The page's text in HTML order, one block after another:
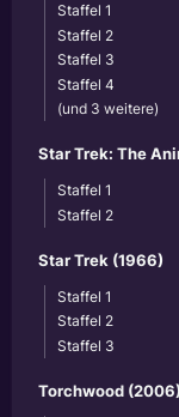
Staffel 1
Staffel 2
Staffel 3
Staffel 4
(und 3 weitere)
Star Trek: The
Staffel 1
Staffel 2
Star Trek (1966)
Staffel 1
Staffel 2
Staffel 3
Torchwood (2006)